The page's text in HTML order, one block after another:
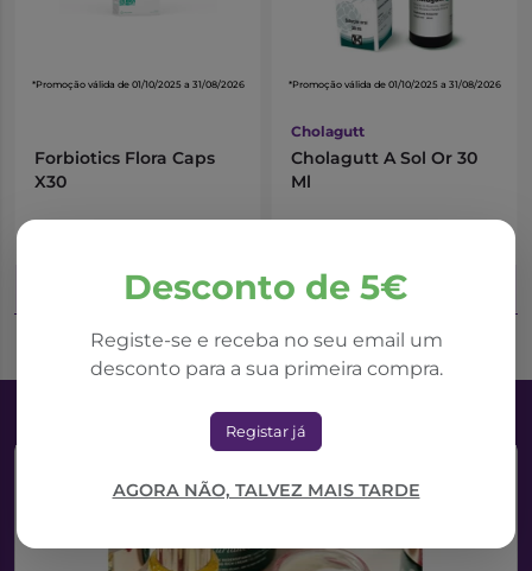
Desconto de 5€
Registe-se e receba no seu email um
desconto para a sua primeira compra.
Registar já
AGORA NÃO, TALVEZ MAIS TARDE
*Promoção válida de 01/10/2025 a 31/08/2026
Forbiotics Flora Caps
X30
Adicionar ao Carrinho
*Promoção válida de 01/10/2025 a 31/08/2026
Cholagutt
Cholagutt A Sol Or 30
Ml
Adicionar ao Carrinho